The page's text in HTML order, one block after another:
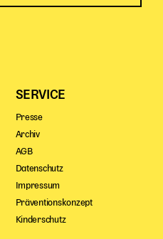
SERVICE
Presse
Archiv
AGB
Datenschutz
Impressum
Präventionskonzept
Kinderschutz